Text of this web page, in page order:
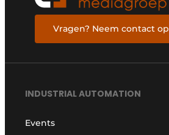
Vragen? Neem contact op
INDUSTRIAL AUTOMATION
Events